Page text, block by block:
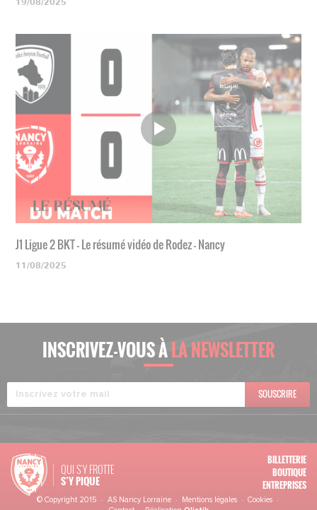
J1 Ligue 2 BKT - Le résumé vidéo de Rodez - Nancy
11/08/2025
INSCRIVEZ-VOUS ÀLA NEWSLETTER
SOUSCRIRE
QUI S'Y FROTTE
S’Y PIQUE
BILLETTERIE
BOUTIQUE
ENTREPRISES
© Copyright 2015 · AS Nancy Lorraine · Mentions légales· Cookies·